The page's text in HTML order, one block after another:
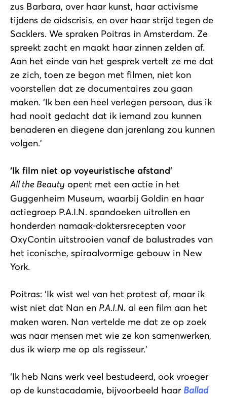
zus Barbara, over haar kunst, haar activisme
tijdens de aidscrisis, en over haar strijd tegen de
Sacklers. We spraken Poitras in Amsterdam. Ze
spreekt zacht en maakt haar zinnen zelden af.
Aan het einde van het gesprek vertelt ze me dat
ze zich, toen ze begon met filmen, niet kon
voorstellen dat ze documentaires zou gaan
maken. ‘Ik ben een heel verlegen persoon, dus ik
had nooit gedacht dat ik iemand zou kunnen
benaderen en diegene dan jarenlang zou kunnen
volgen.’
‘Ik film niet op voyeuristische afstand’
All the Beauty opent met een actie in het
Guggenheim Museum, waarbij Goldin en haar
actiegroep P.A.I.N. spandoeken uitrollen en
honderden namaak-doktersrecepten voor
OxyContin uitstrooien vanaf de balustrades van
het iconische, spiraalvormige gebouw in New
York.
Poitras: ‘Ik wist wel van het protest af, maar ik
wist niet dat Nan en P.A.I.N. al een film aan het
maken waren. Nan vertelde me dat ze op zoek
was naar mensen met wie ze kon samenwerken,
dus ik wierp me op als regisseur.’
‘Ik heb Nans werk veel bestudeerd, ook vroeger
op de kunstacadamie, bijvoorbeeld haar Ballad